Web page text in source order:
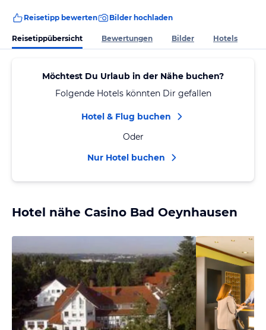
Reisetipp bewerten Bilder hochladen
Reisetippübersicht Bewertungen Bilder Hotels
Möchtest Du Urlaub in der Nähe buchen?
Folgende Hotels könnten Dir gefallen
Hotel & Flug buchen
Oder
Nur Hotel buchen
Hotel nähe Casino Bad Oeynhausen